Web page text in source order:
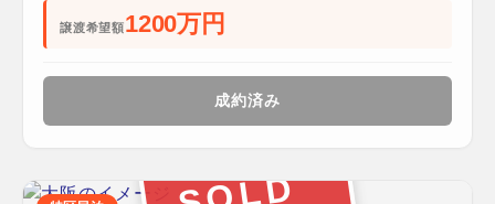
譲渡希望額1200万円
成約済み